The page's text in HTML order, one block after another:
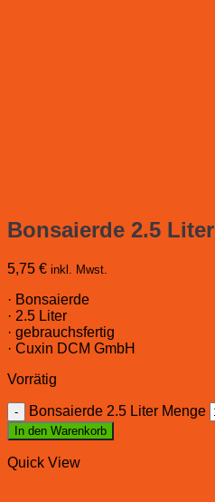
Bonsaierde 2.5 Liter
5,75 € inkl. Mwst.
· Bonsaierde
· 2.5 Liter
· gebrauchsfertig
· Cuxin DCM GmbH
Vorrätig
Bonsaierde 2.5 Liter Menge
In den Warenkorb
Quick View